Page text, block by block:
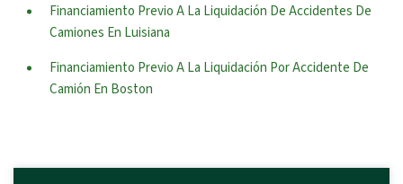
Financiamiento Previo A La Liquidación De Accidentes De
Camiones En Luisiana
Financiamiento Previo A La Liquidación Por Accidente De
Camión En Boston